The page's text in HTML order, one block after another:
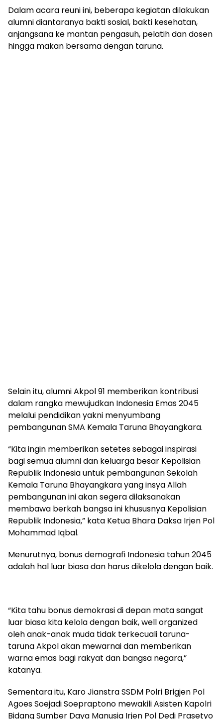
Dalam acara reuni ini, beberapa kegiatan dilakukan
alumni diantaranya bakti sosial, bakti kesehatan,
anjangsana ke mantan pengasuh, pelatih dan dosen
hingga makan bersama dengan taruna.
Selain itu, alumni Akpol 91 memberikan kontribusi
dalam rangka mewujudkan Indonesia Emas 2045
melalui pendidikan yakni menyumbang
pembangunan SMA Kemala Taruna Bhayangkara.
“Kita ingin memberikan setetes sebagai inspirasi
bagi semua alumni dan keluarga besar Kepolisian
Republik Indonesia untuk pembangunan Sekolah
Kemala Taruna Bhayangkara yang insya Allah
pembangunan ini akan segera dilaksanakan
membawa berkah bangsa ini khususnya Kepolisian
Republik Indonesia,” kata Ketua Bhara Daksa Irjen Pol
Mohammad Iqbal.
Menurutnya, bonus demografi Indonesia tahun 2045
adalah hal luar biasa dan harus dikelola dengan baik.
“Kita tahu bonus demokrasi di depan mata sangat
luar biasa kita kelola dengan baik, well organized
oleh anak-anak muda tidak terkecuali taruna-
taruna Akpol akan mewarnai dan memberikan
warna emas bagi rakyat dan bangsa negara,”
katanya.
Sementara itu, Karo Jianstra SSDM Polri Brigjen Pol
Agoes Soejadi Soepraptono mewakili Asisten Kapolri
Bidang Sumber Daya Manusia Irjen Pol Dedi Prasetyo